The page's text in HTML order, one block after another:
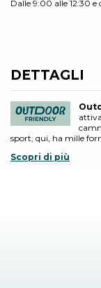
Dalle 9:00 alle 12:30 e
DETTAGLI
sport, qui, ha mille
Scopri di più